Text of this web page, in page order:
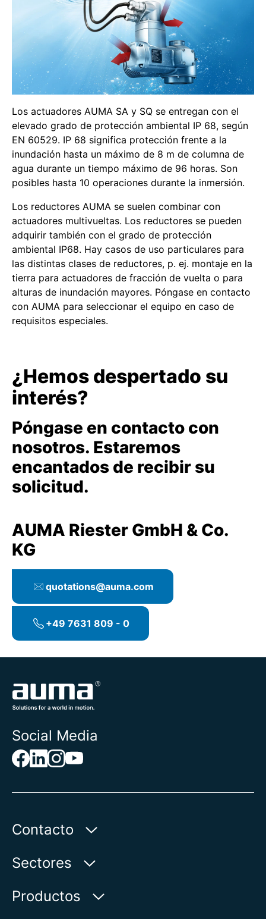
Los actuadores AUMA SA y SQ se entregan con el
elevado grado de protección ambiental IP 68, según
EN 60529. IP 68 significa protección frente a la
inundación hasta un máximo de 8 m de columna de
agua durante un tiempo máximo de 96 horas. Son
posibles hasta 10 operaciones durante la inmersión.
Los reductores AUMA se suelen combinar con
actuadores multivueltas. Los reductores se pueden
adquirir también con el grado de protección
ambiental IP68. Hay casos de uso particulares para
las distintas clases de reductores, p. ej. montaje en la
tierra para actuadores de fracción de vuelta o para
alturas de inundación mayores. Póngase en contacto
con AUMA para seleccionar el equipo en caso de
requisitos especiales.
¿Hemos despertado su
interés?
Póngase en contacto con
nosotros. Estaremos
encantados de recibir su
solicitud.
AUMA Riester GmbH & Co.
KG
quotations@auma.com
+49 7631 809 - 0
Social Media
Contacto
AUMA Riester
Aumastr. 1
Sectores
Agua
Productos